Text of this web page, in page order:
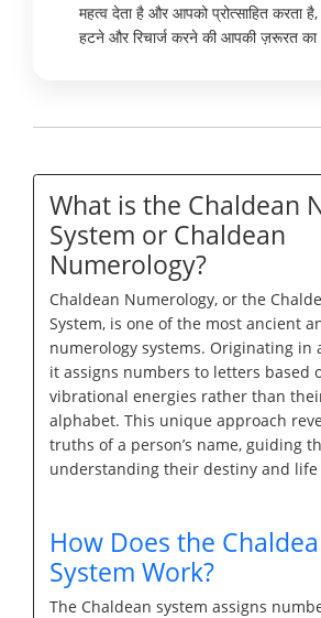
महत्व देता है और आपको प्रोत्साहित करता
हटने और रिचार्ज करने की आपकी ज़रूरत का
What is the Chaldean
System or Chaldean
Numerology?
Chaldean Numerology, or the
System, is one of the most ancient
numerology systems. Originating in
it assigns numbers to letters based
vibrational energies rather than
alphabet. This unique approach
truths of a person’s name, guiding
understanding their destiny and life
How Does the
System Work?
The Chaldean system assigns